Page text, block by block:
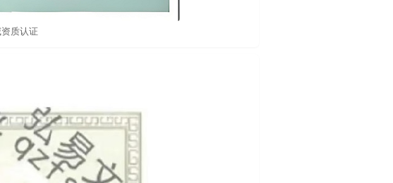
质认证